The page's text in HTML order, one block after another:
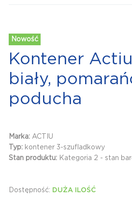
Nowość
Kontener
biały,
poducha
Marka: ACTIU
Typ: kontener 3-szufladkowy
Stan produktu: Kategoria 2 - stan
Dostępność: DUŻA ILOŚĆ